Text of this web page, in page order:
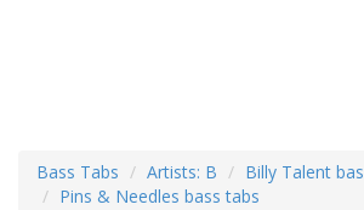
Bass Tabs Artists: B
Billy Talent
Pins & Needles bass tabs